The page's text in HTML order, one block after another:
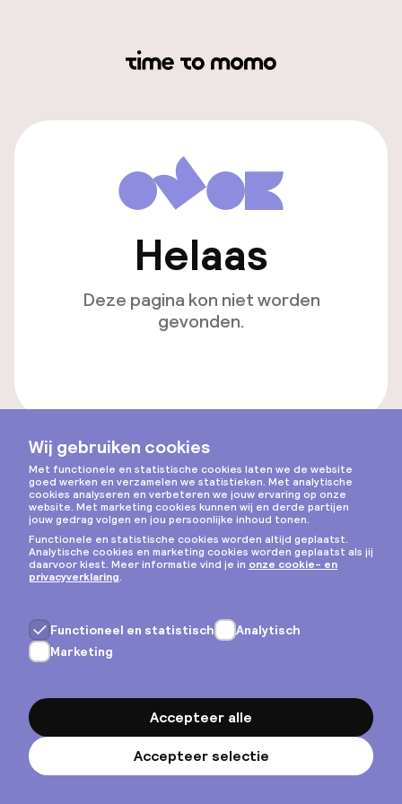
Helaas
Deze pagina kon niet worden
gevonden.